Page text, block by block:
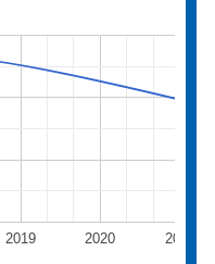
2019 2020 2021